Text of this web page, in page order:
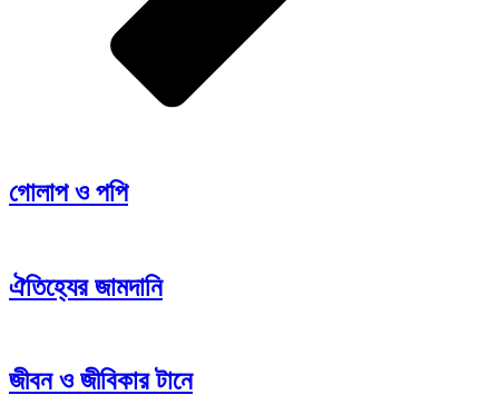
গোলাপ ও পপি
ঐতিহ্যের জামদানি
জীবন ও জীবিকার টানে